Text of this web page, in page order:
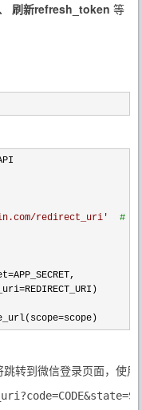
刷新refresh_token 等
redirect_uri ' #
到微信登录页面，使用